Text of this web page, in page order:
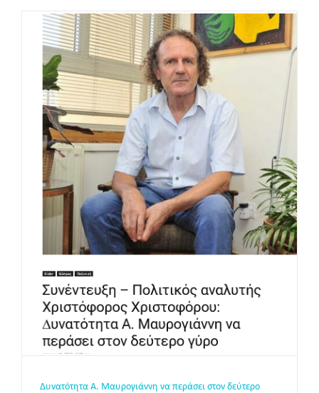
εκλογές
2016
∆υνατότητα Α. Μαυρογιάννη να περάσει στον δεύτερο